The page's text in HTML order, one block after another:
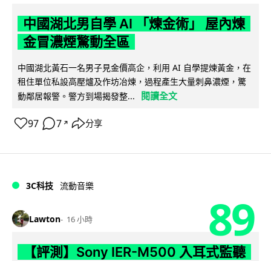
中國湖北男自學 AI 「煉金術」 屋內煉
金冒濃煙驚動全區
中國湖北黃石一名男子見金價高企，利用 AI 自學提煉黃金，在
租住單位私設高壓爐及作坊冶煉，過程產生大量刺鼻濃煙，驚
動鄰居報警。警方到場揭發整...
閱讀全文
97 7 ↗ 分享
3C科技 流動音樂
Lawton 16 小時 89
【評測】Sony IER-M500 入耳式監聽